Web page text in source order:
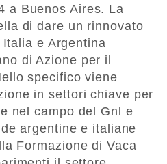
a Buenos Aires. La
di dare un rinnovato
e Argentina
di Azione per il
specifico viene
in settori chiave per
nel campo del Gnl e
argentine e italiane
Formazione di Vaca